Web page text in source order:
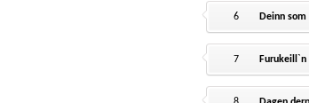
6 Deinn
7 Furukeill`n